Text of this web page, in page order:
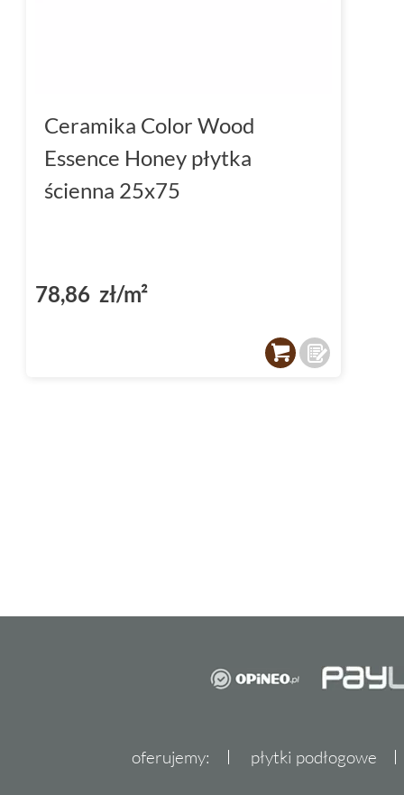
Ceramika Color Wood
Essence Honey płytka
ścienna 25x75
78,86 zł/m²
oferujemy: płytki podłogowe